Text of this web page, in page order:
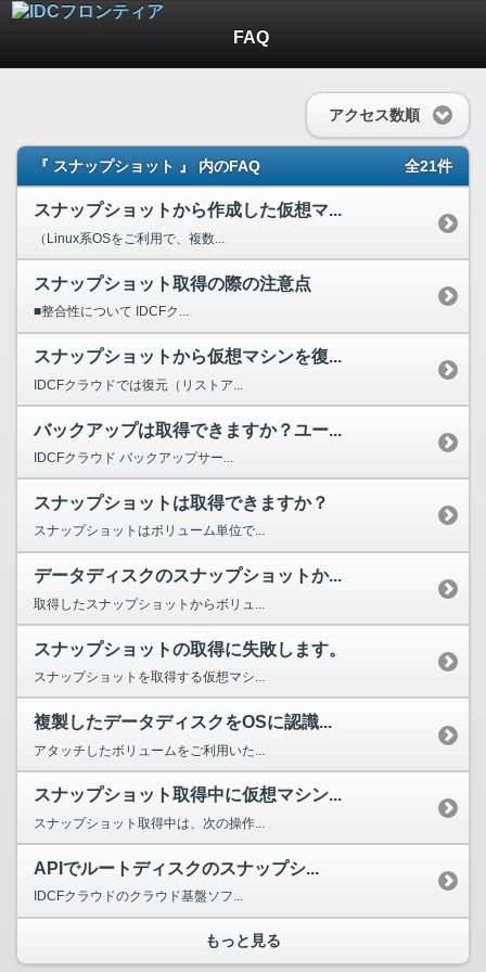
FAQ
アクセス数順
『 スナップショット 』 内のFAQ 全21件
スナップショットから作成した仮想マ...
（Linux系OSをご利用で、複数...
スナップショット取得の際の注意点
■整合性について IDCFク...
スナップショットから仮想マシンを復...
IDCFクラウドでは復元（リストア...
バックアップは取得できますか？ユー...
IDCFクラウド バックアップサー...
スナップショットは取得できますか？
スナップショットはボリューム単位で...
データディスクのスナップショットか...
取得したスナップショットからボリュ...
スナップショットの取得に失敗します。
スナップショットを取得する仮想マシ...
複製したデータディスクをOSに認識...
アタッチしたボリュームをご利用いた...
スナップショット取得中に仮想マシン...
スナップショット取得中は、次の操作...
APIでルートディスクのスナップシ...
IDCFクラウドのクラウド基盤ソフ...
もっと見る